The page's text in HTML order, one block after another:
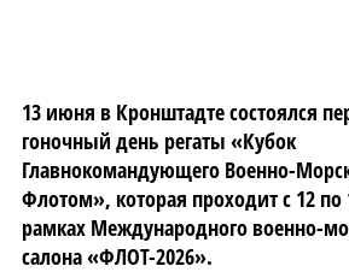
13 июня в Кронштадте состоялся
гоночный день регаты «Кубок
Главнокомандующего Военно-
Флотом», которая проходит с 12
рамках Международного военно-
салона «ФЛОТ-2026».